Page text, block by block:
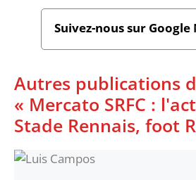
Suivez-nous sur Google
Autres publications
« Mercato SRFC :
Stade Rennais, foot